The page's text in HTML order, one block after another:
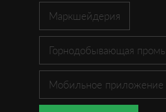
Маркшейдерия
Горнодобывающая
Мобильное приложение